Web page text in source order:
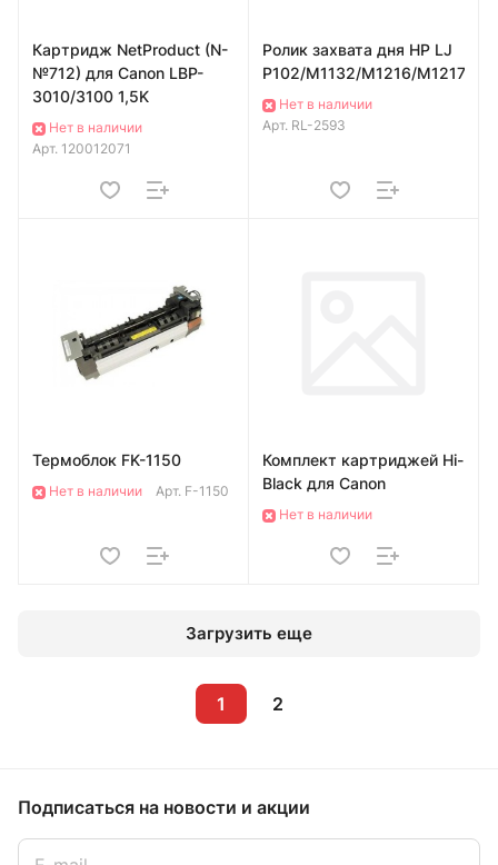
Картридж NetProduct (N-
№712) для Canon LBP-
3010/3100 1,5K
Нет в наличии
Арт. 120012071
Ролик захвата дня HP LJ
P102/M1132/M1216/M1217
Нет в наличии
Арт. RL-2593
Термоблок FK-1150
Нет в наличии Арт. F-1150
Комплект картриджей Hi-
Black для Canon
Нет в наличии
Загрузить еще
1 2
Подписаться на новости и акции